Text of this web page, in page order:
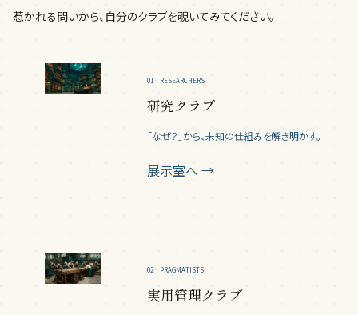
惹かれる問いから、自分のクラブを覗いてみてください。
01 · RESEARCHERS
研究クラブ
「なぜ？」から、未知の仕組みを解き明かす。
展示室へ →
02 · PRAGMATISTS
実用管理クラブ